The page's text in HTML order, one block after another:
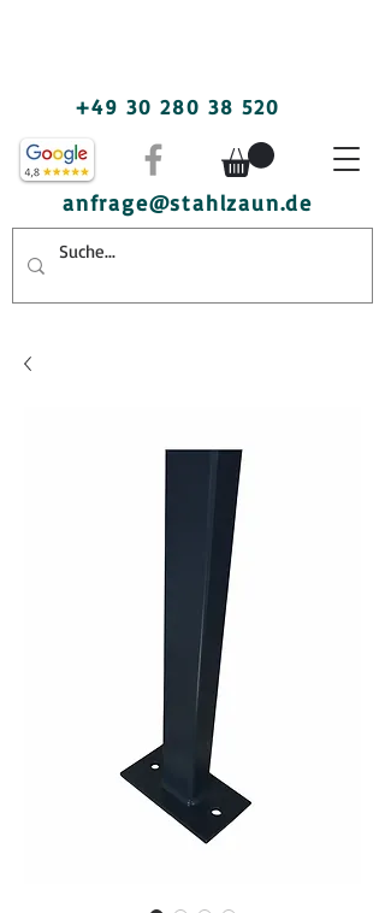
+49 30 280 38 520
anfrage@stahlzaun.de